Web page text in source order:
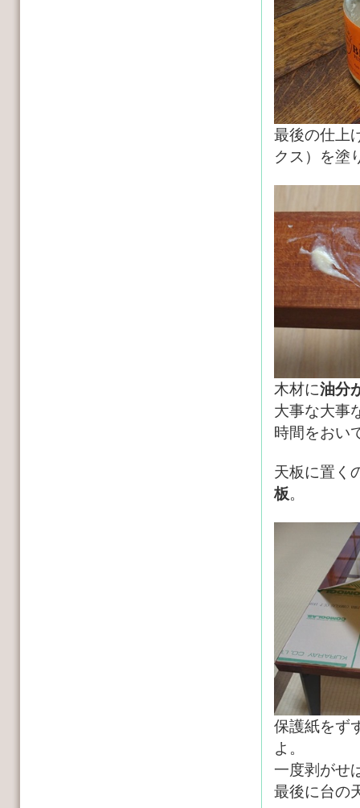
最後の仕上
クス）を塗
木材に油分
大事な大事
時間をおい
天板に置く
板。
保護紙をず
よ。
一度剥がせ
最後に台の